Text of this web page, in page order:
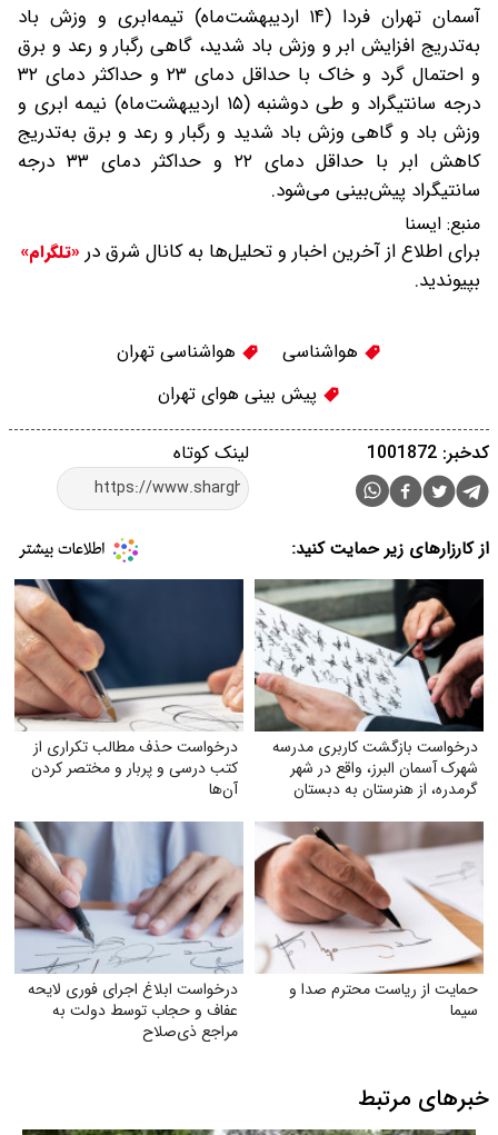
آسمان تهران فردا (۱۴ اردیبهشت‌ماه) تیمه‌ابری و وزش باد
به‌تدریج افزایش ابر و وزش باد شدید، گاهی رگبار و رعد و برق
و احتمال گرد و خاک با حداقل دمای ۲۳ و حداکثر دمای ۳۲
درجه سانتیگراد و طی ‌دوشنبه (۱۵ اردیبهشت‌ماه) نیمه ابری و
وزش باد و گاهی وزش باد شدید و رگبار و رعد و برق به‌تدریج
کاهش ابر با حداقل دمای ۲۲ و حداکثر دمای ۳۳ درجه
سانتیگراد پیش‌بینی می‌شود.
منبع: ایسنا
برای اطلاع از آخرین اخبار و تحلیل‌ها به کانال شرق در «تلگرام»
بپیوندید.
هواشناسی
هواشناسی تهران
پیش بینی هوای تهران
لینک کوتاه کدخبر: 1001872
از کارزارهای زیر حمایت کنید:
درخواست بازگشت کاربری مدرسه
شهرک آسمان البرز، واقع در شهر
گرمدره، از هنرستان به دبستان
درخواست حذف مطالب تکراری از
کتب درسی و پربار و مختصر کردن
آن‌ها
حمایت از ریاست محترم صدا و
سیما
درخواست ابلاغ اجرای فوری لایحه
عفاف و حجاب توسط دولت به
مراجع ذی‌صلاح
خبرهای مرتبط